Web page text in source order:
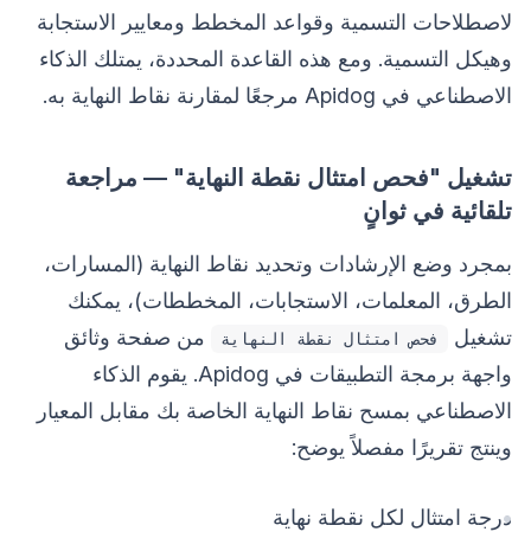
لاصطلاحات التسمية وقواعد المخطط ومعايير الاستجابة
وهيكل التسمية. ومع هذه القاعدة المحددة، يمتلك الذكاء
الاصطناعي في Apidog مرجعًا لمقارنة نقاط النهاية به.
تشغيل "فحص امتثال نقطة النهاية" — مراجعة
تلقائية في ثوانٍ
بمجرد وضع الإرشادات وتحديد نقاط النهاية (المسارات،
الطرق، المعلمات، الاستجابات، المخططات)، يمكنك
تشغيل
فحص امتثال نقطة النهاية
من صفحة وثائق
واجهة برمجة التطبيقات في Apidog. يقوم الذكاء
الاصطناعي بمسح نقاط النهاية الخاصة بك مقابل المعيار
وينتج تقريرًا مفصلاً يوضح:
درجة امتثال لكل نقطة نهاية